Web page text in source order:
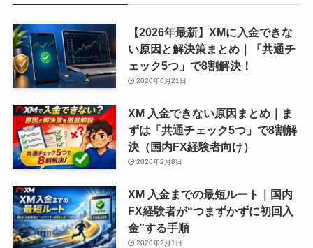
【2026年最新】XMに入金できな
い原因と解決策まとめ｜「共通チ
ェック5つ」で8割解決！
2026年6月21日
XM 入金できない原因まとめ｜ま
ずは「共通チェック5つ」で8割解
決（国内FX経験者向け）
2026年2月8日
XM 入金までの最短ルート｜国内
FX経験者が“つまずかずに初回入
金”する手順
2026年2月1日